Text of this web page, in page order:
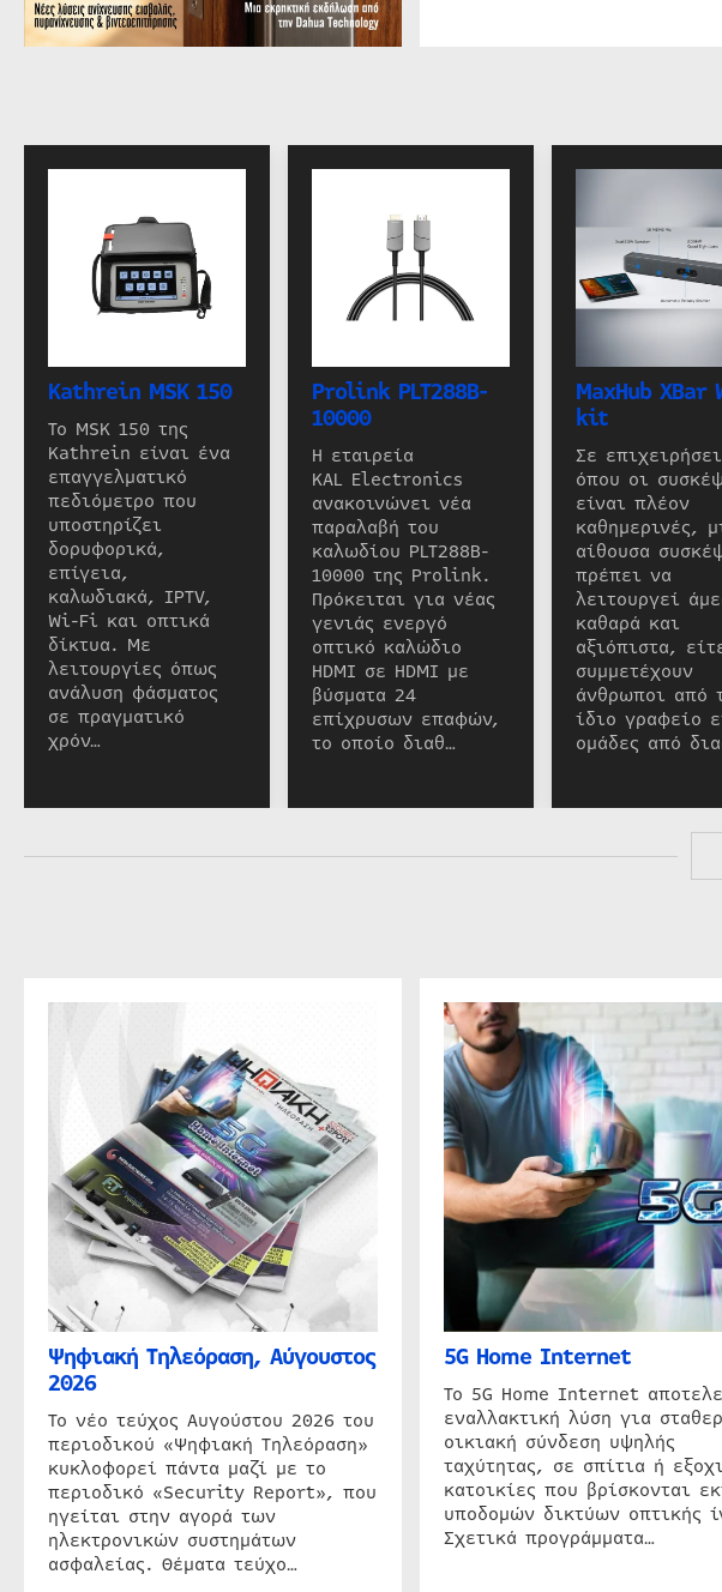
Kathrein MSK 150
Το MSK 150 της
Kathrein είναι ένα
επαγγελματικό
πεδιόμετρο που
υποστηρίζει
δορυφορικά,
επίγεια,
καλωδιακά, IPTV,
Wi-Fi και οπτικά
δίκτυα. Με
λειτουργίες όπως
ανάλυση φάσματος
σε πραγματικό
χρόν…
Prolink PLT288B-
10000
Η εταιρεία
KAL Electronics
ανακοινώνει νέα
παραλαβή του
καλωδίου PLT288B-
10000 της Prolink.
Πρόκειται για νέας
γενιάς ενεργό
οπτικό καλώδιο
HDMI σε HDMI με
βύσματα 24
επίχρυσων επαφών,
το οποίο διαθ…
MaxHub XBar
kit
Σε
όπου οι
είναι πλέον
καθημερινές,
αίθουσα
πρέπει να
λειτουργεί
καθαρά και
αξιόπιστα,
συμμετέχουν
άνθρωποι από
ίδιο γραφείο
ομάδες από
Ψηφιακή Τηλεόραση, Αύγουστος
2026
Το νέο τεύχος Αυγούστου 2026 του
περιοδικού «Ψηφιακή Τηλεόραση»
κυκλοφορεί πάντα μαζί με το
περιοδικό «Security Report», που
ηγείται στην αγορά των
ηλεκτρονικών συστημάτων
ασφαλείας. Θέματα τεύχο…
5G Home Internet
Το 5G Home Internet
εναλλακτική λύση για
οικιακή σύνδεση υψηλής
ταχύτητας, σε σπίτια ή
κατοικίες που βρίσκονται
υποδομών δικτύων οπτικής
Σχετικά προγράμματα…